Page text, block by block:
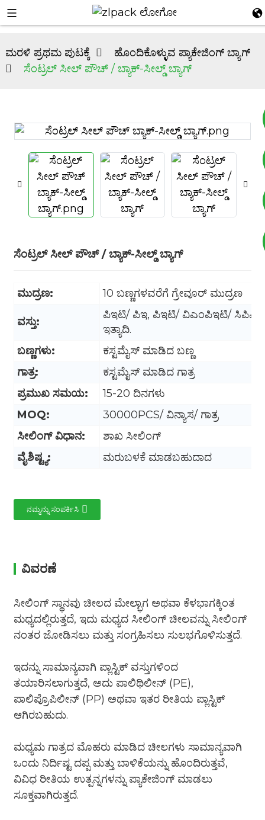
+8617753933792
+8619953939264
ಮರಳಿ ಪ್ರಥಮ ಪುಟಕ್ಕೆ
ಹೊಂದಿಕೊಳ್ಳುವ ಪ್ಯಾಕೇಜಿಂಗ್ ಬ್ಯಾಗ್
ಸೆಂಟ್ರಲ್ ಸೀಲ್ ಪೌಚ್ / ಬ್ಯಾಕ್-ಸೀಲ್ಡ್ ಬ್ಯಾಗ್
ಸೆಂಟ್ರಲ್ ಸೀಲ್ ಪೌಚ್ / ಬ್ಯಾಕ್-ಸೀಲ್ಡ್ ಬ್ಯಾಗ್
ಮುದ್ರಣ: 10 ಬಣ್ಣಗಳವರೆಗೆ ಗ್ರೇವೂರ್ ಮುದ್ರಣ
ವಸ್ತು:
ಪಿಇಟಿ/ ಪಿಇ, ಪಿಇಟಿ/ ವಿಎಂಪಿಇಟಿ/ ಸಿಪಿಪಿ
ಇತ್ಯಾದಿ.
ಬಣ್ಣಗಳು:
ಕಸ್ಟಮೈಸ್ ಮಾಡಿದ ಬಣ್ಣ
ಗಾತ್ರ:
ಕಸ್ಟಮೈಸ್ ಮಾಡಿದ ಗಾತ್ರ
ಪ್ರಮುಖ ಸಮಯ:
15-20 ದಿನಗಳು
MOQ:
30000PCS/ ವಿನ್ಯಾಸ/ ಗಾತ್ರ
ಸೀಲಿಂಗ್ ವಿಧಾನ:
ಶಾಖ ಸೀಲಿಂಗ್
ವೈಶಿಷ್ಟ್ಯ:
ಮರುಬಳಕೆ ಮಾಡಬಹುದಾದ
ನಮ್ಮನ್ನು ಸಂಪರ್ಕಿಸಿ
ವಿವರಣೆ
ಸೀಲಿಂಗ್ ಸ್ಥಾನವು ಚೀಲದ ಮೇಲ್ಭಾಗ ಅಥವಾ ಕೆಳಭಾಗಕ್ಕಿಂತ
ಮಧ್ಯದಲ್ಲಿರುತ್ತದೆ, ಇದು ಮಧ್ಯದ ಸೀಲಿಂಗ್ ಚೀಲವನ್ನು ಸೀಲಿಂಗ್
ನಂತರ ಜೋಡಿಸಲು ಮತ್ತು ಸಂಗ್ರಹಿಸಲು ಸುಲಭಗೊಳಿಸುತ್ತದೆ.
ಇದನ್ನು ಸಾಮಾನ್ಯವಾಗಿ ಪ್ಲಾಸ್ಟಿಕ್ ವಸ್ತುಗಳಿಂದ
ತಯಾರಿಸಲಾಗುತ್ತದೆ, ಅದು ಪಾಲಿಥಿಲೀನ್ (PE),
ಪಾಲಿಪ್ರೊಪಿಲೀನ್ (PP) ಅಥವಾ ಇತರ ರೀತಿಯ ಪ್ಲಾಸ್ಟಿಕ್
ಆಗಿರಬಹುದು.
ಮಧ್ಯಮ ಗಾತ್ರದ ಮೊಹರು ಮಾಡಿದ ಚೀಲಗಳು ಸಾಮಾನ್ಯವಾಗಿ
ಒಂದು ನಿರ್ದಿಷ್ಟ ದಪ್ಪ ಮತ್ತು ಬಾಳಿಕೆಯನ್ನು ಹೊಂದಿರುತ್ತವೆ,
ವಿವಿಧ ರೀತಿಯ ಉತ್ಪನ್ನಗಳನ್ನು ಪ್ಯಾಕೇಜಿಂಗ್ ಮಾಡಲು
ಸೂಕ್ತವಾಗಿರುತ್ತದೆ.